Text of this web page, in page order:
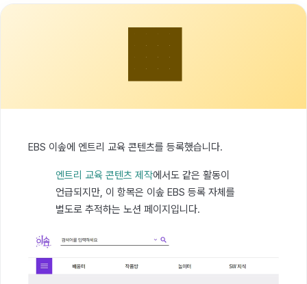
🟧
EBS 이솦에 엔트리 교육 콘텐츠를 등록했습니다.
엔트리 교육 콘텐츠 제작에서도 같은 활동이
언급되지만, 이 항목은 이솦 EBS 등록 자체를
별도로 추적하는 노션 페이지입니다.